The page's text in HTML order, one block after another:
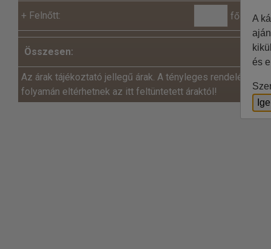
+ Felnőtt: fő x
Összesen:
Az árak tájékoztató jellegű árak. A tényleges rendelés és
folyamán eltérhetnek az itt feltüntetett áraktól!
A
és